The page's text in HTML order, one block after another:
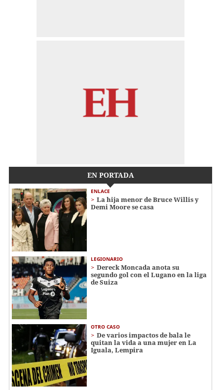
EN PORTADA
ENLACE
La hija menor de Bruce Willis y
Demi Moore se casa
LEGIONARIO
Dereck Moncada anota su
segundo gol con el Lugano en la liga
de Suiza
OTRO CASO
De varios impactos de bala le
quitan la vida a una mujer en La
Iguala, Lempira